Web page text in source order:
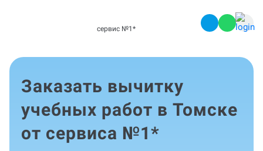
сервис №1 *
Заказать вычитку
учебных работ в Томске
от сервиса №1*